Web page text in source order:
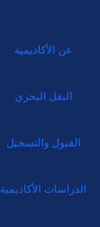
عن الأكاديمية
النقل البحري
القبول والتسجيل
الدراسات الأكاديمية